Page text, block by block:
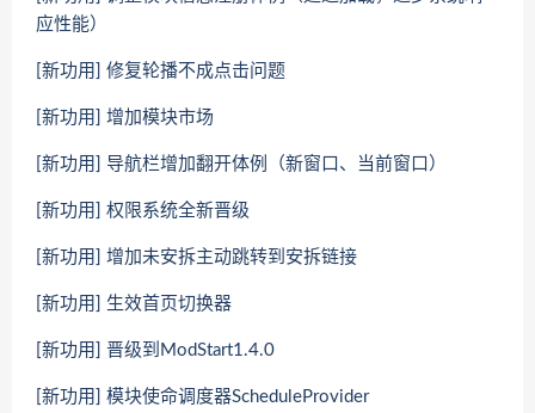
应性能）
[新功用] 修复轮播不成点击问题
[新功用] 增加模块市场
[新功用] 导航栏增加翻开体例（新窗口、当前窗口）
[新功用] 权限系统全新晋级
[新功用] 增加未安拆主动跳转到安拆链接
[新功用] 生效首页切换器
[新功用] 晋级到ModStart1.4.0
[新功用] 模块使命调度器ScheduleProvider